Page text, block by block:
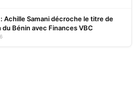
Achille Samani décroche le titre de
Bénin avec Finances VBC